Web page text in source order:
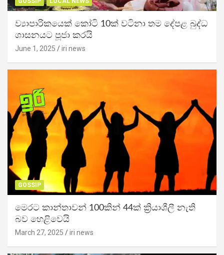
ව්‍යාපාරිකයෙක් කෝටි 10ක් වටිනා තම දේපළ බුද්ධ
ශාසනයට පූජා කරයි
June 1, 2025 iri news
GOSSIP
මෙරට කාන්තාවන් 100කින් 44ක් ක්‍රියාශීලී නැති
බව හෙළිවෙයි
March 27, 2025 iri news